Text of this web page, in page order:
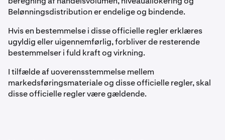
Belønningsdistribution er endelige og bindende.
Hvis en bestemmelse i disse officielle regler erklæres
ugyldig eller uigennemførlig, forbliver de resterende
bestemmelser i fuld kraft og virkning.
I tilfælde af uoverensstemmelse mellem
markedsføringsmateriale og disse officielle regler, skal
disse officielle regler være gældende.